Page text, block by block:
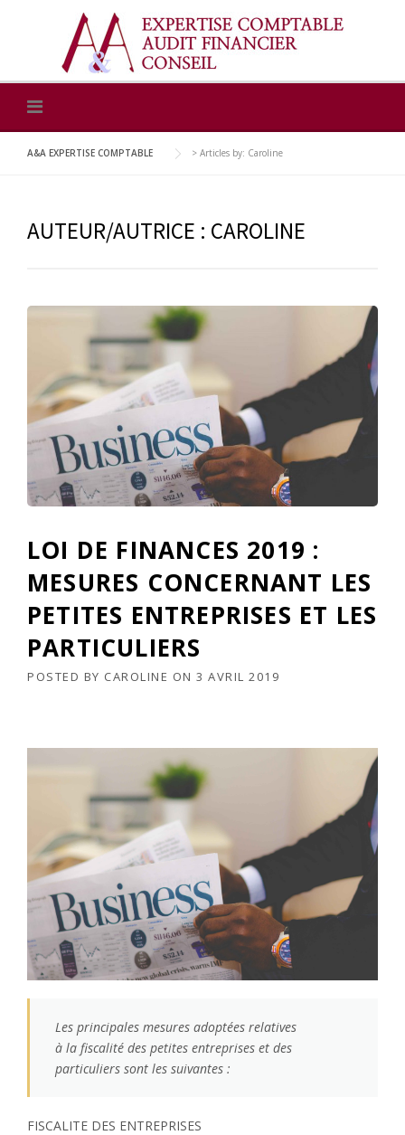
A&A EXPERTISE COMPTABLE > Articles by: Caroline
AUTEUR/AUTRICE : CAROLINE
LOI DE FINANCES 2019 :
MESURES CONCERNANT LES
PETITES ENTREPRISES ET LES
PARTICULIERS
POSTED BY CAROLINE ON 3 AVRIL 2019
Les principales mesures adoptées relatives
à la fiscalité des petites entreprises et des
particuliers sont les suivantes :
FISCALITE DES ENTREPRISES